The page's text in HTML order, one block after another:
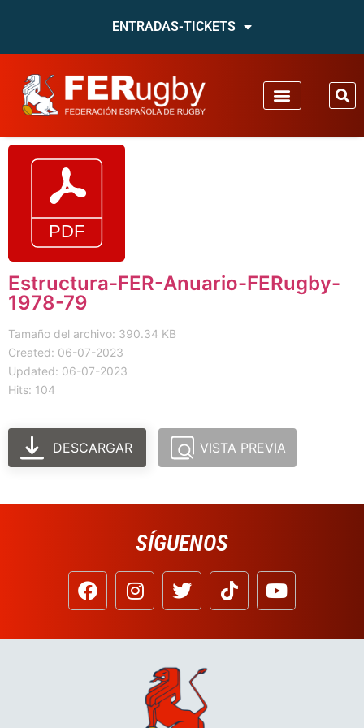
ENTRADAS-TICKETS
Estructura-FER-Anuario-FERugby-
1978-79
Tamaño del archivo: 390.34 KB
Created: 06-07-2023
Updated: 06-07-2023
Hits: 104
DESCARGAR VISTA PREVIA
SÍGUENOS